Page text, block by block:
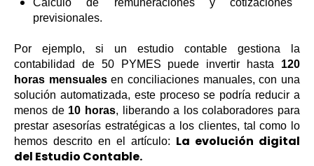
Cálculo de remuneraciones y cotizaciones
previsionales.
Por ejemplo, si un estudio contable gestiona la
contabilidad de 50 PYMES puede invertir hasta 120
horas mensualesen conciliaciones manuales, con una
solución automatizada, este proceso se podría reducir a
menos de 10 horas, liberando a los colaboradores para
prestar asesorías estratégicas a los clientes, tal como lo
hemos descrito en el artículo: La evolución digital
del Estudio Contable.